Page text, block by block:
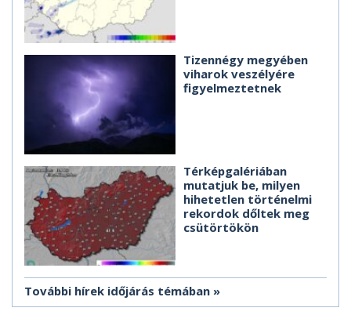
Tizennégy megyében
viharok veszélyére
figyelmeztetnek
Térképgalériában
mutatjuk be, milyen
hihetetlen történelmi
rekordok dőltek meg
csütörtökön
További hírek időjárás témában